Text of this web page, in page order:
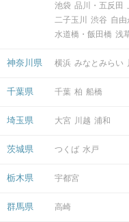
池袋 品川・五反田
二子玉川
渋谷 自由
水道橋・飯田橋 浅
神奈川県 横浜 みなとみらい
千葉県 千葉 柏 船橋
埼玉県 大宮 川越 浦和
茨城県 つくば 水戸
栃木県 宇都宮
群馬県 高崎